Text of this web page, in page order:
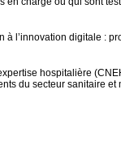
à l’innovation digitale :
hospitalière
du secteur sanitaire et